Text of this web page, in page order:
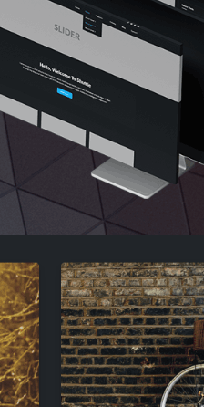
PHP versie
Thema homepage